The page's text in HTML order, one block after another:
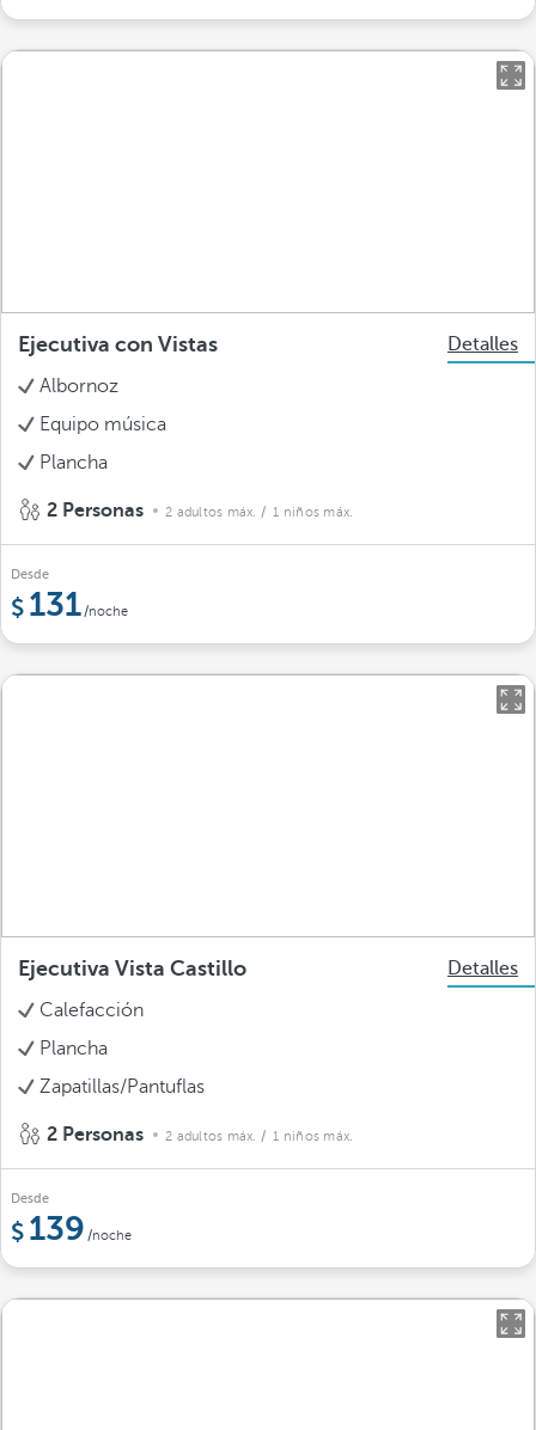
Ejecutiva con Vistas
Detalles
Albornoz
Equipo música
Plancha
2 Personas 2 adultos máx. / 1 niños máx.
Desde
131/noche
Ejecutiva Vista Castillo
Detalles
Calefacción
Plancha
Zapatillas/Pantuflas
2 Personas 2 adultos máx. / 1 niños máx.
Desde
139 /noche